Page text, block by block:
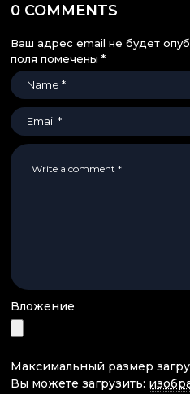
0 COMMENTS
Ваш адрес email не будет
поля помечены *
Вложение
Максимальный размер
Вы можете загрузить: